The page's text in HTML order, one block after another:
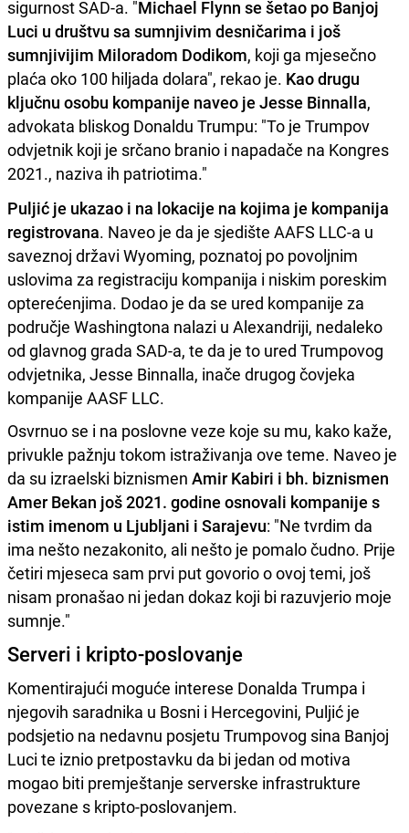
sigurnost SAD-a. "Michael Flynn se šetao po Banjoj
Luci u društvu sa sumnjivim desničarima i još
sumnjivijim Miloradom Dodikom, koji ga mjesečno
plaća oko 100 hiljada dolara", rekao je. Kao drugu
ključnu osobu kompanije naveo je Jesse Binnalla,
advokata bliskog Donaldu Trumpu: "To je Trumpov
odvjetnik koji je srčano branio i napadače na Kongres
2021., naziva ih patriotima."
Puljić je ukazao i na lokacije na kojima je kompanija
registrovana. Naveo je da je sjedište AAFS LLC-a u
saveznoj državi Wyoming, poznatoj po povoljnim
uslovima za registraciju kompanija i niskim poreskim
opterećenjima. Dodao je da se ured kompanije za
područje Washingtona nalazi u Alexandriji, nedaleko
od glavnog grada SAD-a, te da je to ured Trumpovog
odvjetnika, Jesse Binnalla, inače drugog čovjeka
kompanije AASF LLC.
Osvrnuo se i na poslovne veze koje su mu, kako kaže,
privukle pažnju tokom istraživanja ove teme. Naveo je
da su izraelski biznismen Amir Kabiri i bh. biznismen
Amer Bekan još 2021. godine osnovali kompanije s
istim imenom u Ljubljani i Sarajevu: "Ne tvrdim da
ima nešto nezakonito, ali nešto je pomalo čudno. Prije
četiri mjeseca sam prvi put govorio o ovoj temi, još
nisam pronašao ni jedan dokaz koji bi razuvjerio moje
sumnje."
Serveri i kripto-poslovanje
Komentirajući moguće interese Donalda Trumpa i
njegovih saradnika u Bosni i Hercegovini, Puljić je
podsjetio na nedavnu posjetu Trumpovog sina Banjoj
Luci te iznio pretpostavku da bi jedan od motiva
mogao biti premještanje serverske infrastrukture
povezane s kripto-poslovanjem.